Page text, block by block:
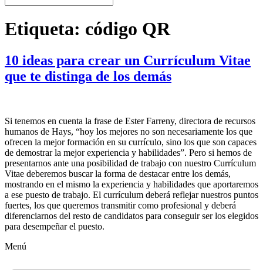
Etiqueta: código QR
10 ideas para crear un Currículum Vitae
que te distinga de los demás
Si tenemos en cuenta la frase de Ester Farreny, directora de recursos
humanos de Hays, “hoy los mejores no son necesariamente los que
ofrecen la mejor formación en su currículo, sino los que son capaces
de demostrar la mejor experiencia y habilidades”. Pero si hemos de
presentarnos ante una posibilidad de trabajo con nuestro Currículum
Vitae deberemos buscar la forma de destacar entre los demás,
mostrando en el mismo la experiencia y habilidades que aportaremos
a ese puesto de trabajo. El currículum deberá reflejar nuestros puntos
fuertes, los que queremos transmitir como profesional y deberá
diferenciarnos del resto de candidatos para conseguir ser los elegidos
para desempeñar el puesto.
Menú